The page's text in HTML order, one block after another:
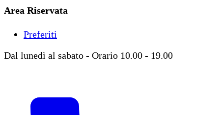
Area Riservata
Preferiti
Dal lunedì al sabato - Orario 10.00 - 19.00